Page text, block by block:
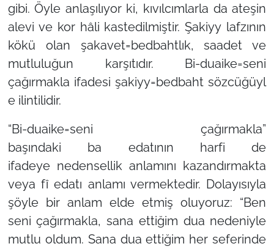
gibi. Öyle anlaşılıyor ki, kıvılcımlarla da ateşin
alevi ve kor hâli kastedilmiştir.Şakiyy lafzının
kökü olan şakavet=bedbahtlık,saadet ve
mutluluğun karşıtıdır. Bi-duaike=seni
çağırmakla ifadesişakiyy=bedbahtsözcüğüyl
e ilintilidir.
“Bi-duaike=seni çağırmakla”
başındaki ba edatının harfi de
ifadeye nedensellikanlamını kazandırmakta
veyafîedatı anlamı vermektedir. Dolayısıyla
şöyle bir anlam elde etmiş oluyoruz: “Ben
seni çağırmakla, sana ettiğim dua nedeniyle
mutlu oldum. Sana dua ettiğim her seferinde